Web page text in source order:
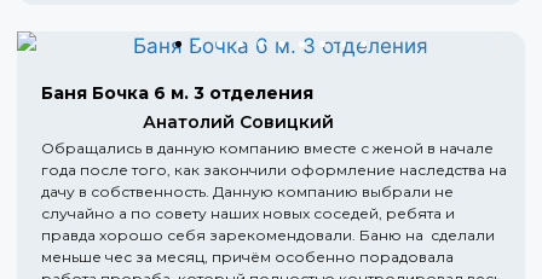
Баня Бочка 6 м. 3 отделения
Анатолий Совицкий
Обращались в данную компанию вместе с женой в начале
года после того, как закончили оформление наследства на
дачу в собственность. Данную компанию выбрали не
случайно а по совету наших новых соседей, ребята и
правда хорошо себя зарекомендовали. Баню на сделали
меньше чес за месяц, причём особенно порадовала